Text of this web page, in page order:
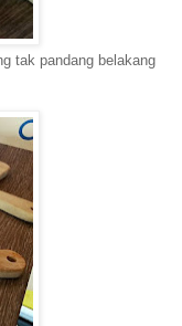
tak pandang belakang